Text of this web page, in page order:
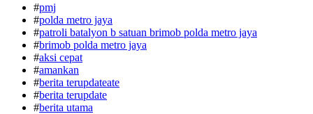
#pmj
#polda metro jaya
#patroli batalyon b satuan brimob polda metro jaya
#brimob polda metro jaya
#aksi cepat
#amankan
#berita terupdateate
#berita terupdate
#berita utama